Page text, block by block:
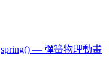
spring() — 彈簧物理動畫